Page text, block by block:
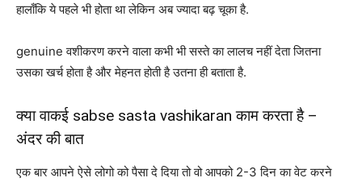
हालाँकि ये पहले भी होता था लेकिन अब ज्यादा बढ़ चूका है.
genuine वशीकरण करने वाला कभी भी सस्ते का लालच नहीं देता जितना
उसका खर्च होता है और मेहनत होती है उतना ही बताता है.
क्या वाकई sabse sasta vashikaran काम करता है –
अंदर की बात
एक बार आपने ऐसे लोगो को पैसा दे दिया तो वो आपको 2-3 दिन का वेट करने